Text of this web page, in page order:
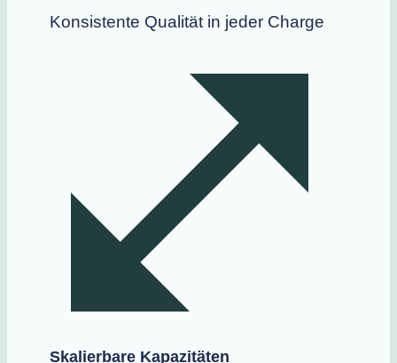
Konsistente Qualität in jeder Charge
Skalierbare Kapazitäten